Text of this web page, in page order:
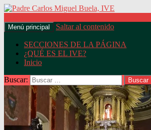
Padre Carlos Miguel
Menú principal Saltar al contenido
SECCIONES DE LA PÁGINA
¿QUÉ ES EL IVE?
Inicio
Buscar: